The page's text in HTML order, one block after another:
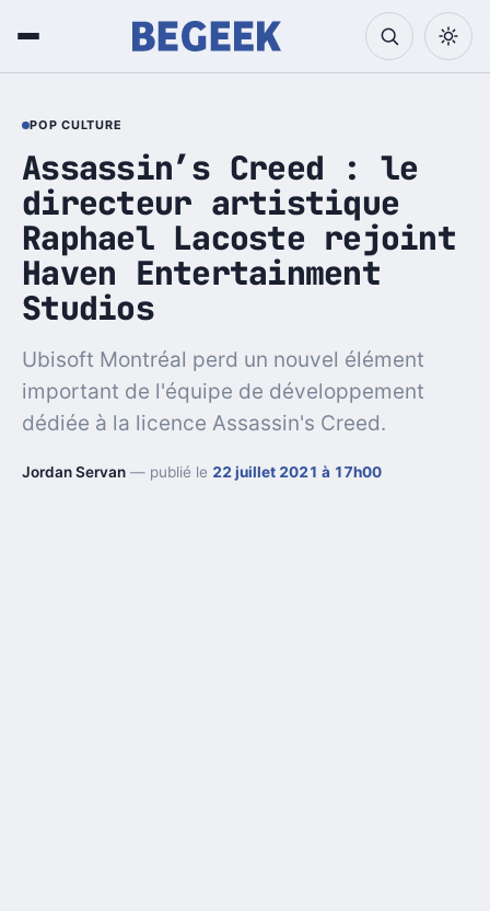
POP CULTURE
Assassin’s Creed : le
directeur artistique
Raphael Lacoste rejoint
Haven Entertainment
Studios
Ubisoft Montréal perd un nouvel élément
important de l'équipe de développement
dédiée à la licence Assassin's Creed.
Jordan Servan — publié le 22 juillet 2021 à 17h00